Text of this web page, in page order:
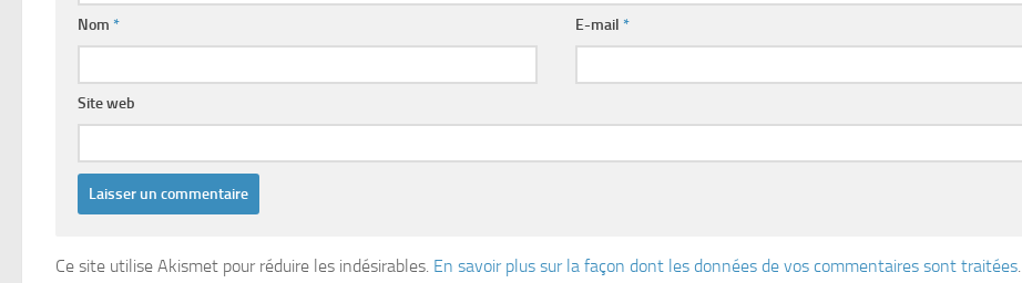
Nom * E-mail*
Site web
Ce site utilise Akismet pour réduire les indésirables. En savoir plus sur la façon dont les données de vos commentaires sont traitées.